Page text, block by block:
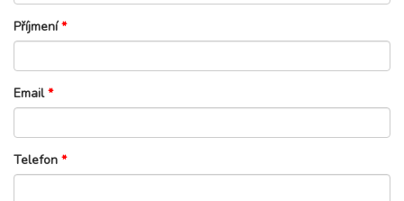
Příjmení*
Email*
Telefon *